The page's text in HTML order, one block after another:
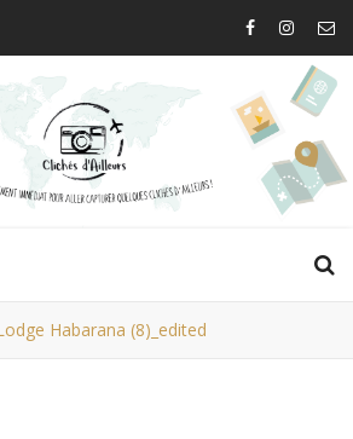
Habarana (8)_edited